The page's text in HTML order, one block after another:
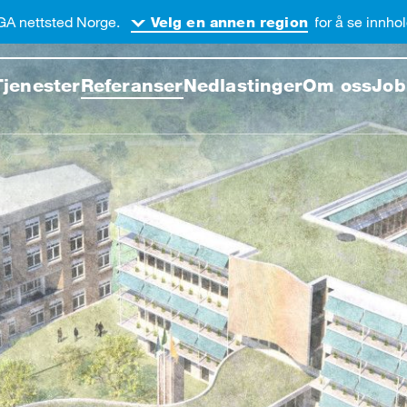
nettstedet
ReferanserNedlastingerOm oss
nettsted Norge. Velg en annen region for å se